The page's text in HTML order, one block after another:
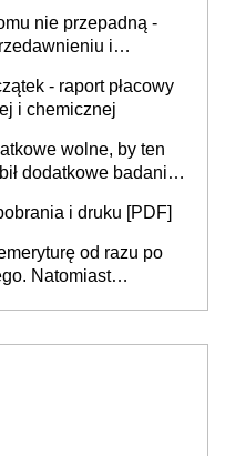
nie przepadną -
i
- raport płacowy
i chemicznej
wolne, by ten
dodatkowe badania.
i druku [PDF]
od razu po
Natomiast